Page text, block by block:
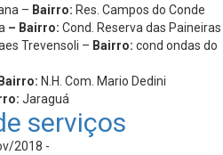
– Bairro: Res. Campos do Conde
– Bairro: Cond. Reserva das Paineiras
Trevensoli – Bairro: cond ondas do
Bairro: N.H. Com. Mario Dedini
Jaraguá
serviços
2018 -